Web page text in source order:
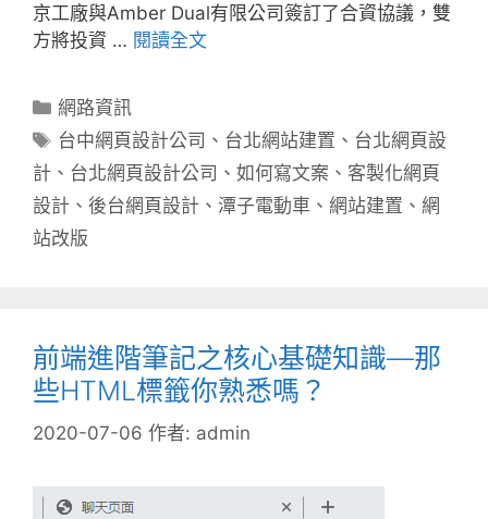
京工廠與Amber Dual有限公司簽訂了合資協議，雙
方將投資 … 閱讀全文
分
類
網路資訊
標
籤
台中網頁設計公司 、 台北網站建置 、 台北網頁設
計 、 台北網頁設計公司 、 如何寫文案 、 客製化網頁
設計 、 後台網頁設計 、 潭子電動車 、 網站建置 、 網
站改版
前端進階筆記之核心基礎知識—那
些HTML標籤你熟悉嗎？
2020-07-06 作者: admin